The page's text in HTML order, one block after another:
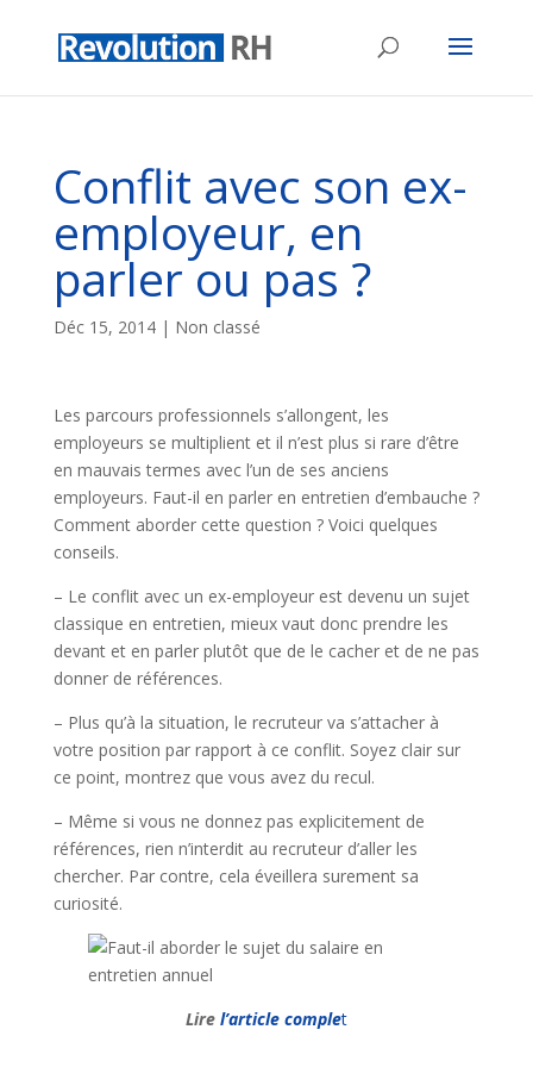
Conflit avec son ex-
employeur, en
parler ou pas ?
Déc 15, 2014| Non classé
Les parcours professionnels s’allongent, les
employeurs se multiplient et il n’est plus si rare d’être
en mauvais termes avec l’un de ses anciens
employeurs. Faut-il en parler en entretien d’embauche ?
Comment aborder cette question ? Voici quelques
conseils.
– Le conflit avec un ex-employeur est devenu un sujet
classique en entretien, mieux vaut donc prendre les
devant et en parler plutôt que de le cacher et de ne pas
donner de références.
– Plus qu’à la situation, le recruteur va s’attacher à
votre position par rapport à ce conflit. Soyez clair sur
ce point, montrez que vous avez du recul.
– Même si vous ne donnez pas explicitement de
références, rien n’interdit au recruteur d’aller les
chercher. Par contre, cela éveillera surement sa
curiosité.
Lire l’article complet